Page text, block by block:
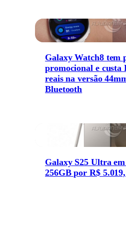
Galaxy Watch8 tem
promocional e custa
reais na versão
Bluetooth
Galaxy S25 Ultra
256GB por R$